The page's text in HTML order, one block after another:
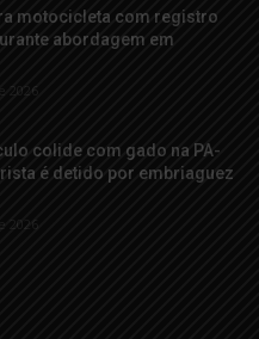
motocicleta com registro
abordagem em
2026
colide com gado na PA-
é detido por embriaguez
2026